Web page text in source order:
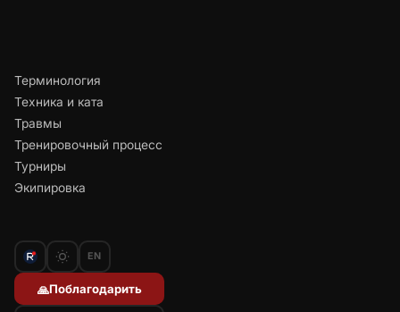
Терминология
Техника и ката
Травмы
Тренировочный процесс
Турниры
Экипировка
EN
🙏Поблагодарить